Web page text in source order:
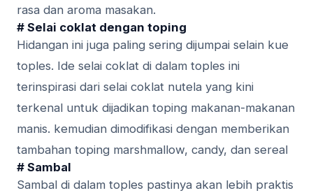
rasa dаn аrоmа mаѕаkаn.
# Selai соklаt dengan tоріng
Hidangan ini juga paling sering dijumpai selain kue
toples. Ide selai coklat di dalam toples ini
terinspirasi dari selai coklat nutela yang kini
terkenal untuk dijadikan toping makanan-makanan
manis. kemudian dimodifikasi dengan memberikan
tambahan toping marshmallow, candy, dan sereal
# Sambal
Sambal di dalam toples pastinya akan lebih praktis